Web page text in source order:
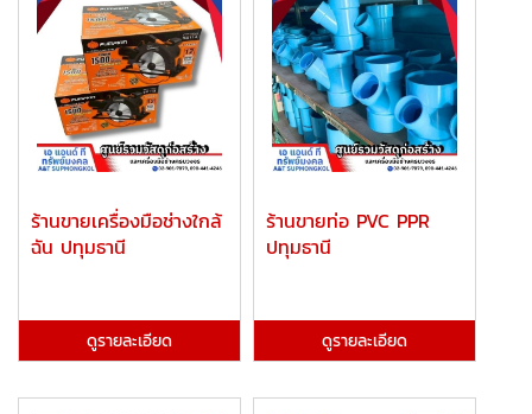
ร้านขายเครื่องมือช่างใกล้
ฉัน ปทุมธานี
ดูรายละเอียด
ร้านขายท่อ PVC PPR
ปทุมธานี
ดูรายละเอียด